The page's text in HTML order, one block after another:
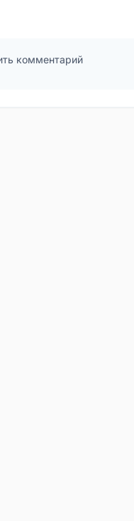
комментарий